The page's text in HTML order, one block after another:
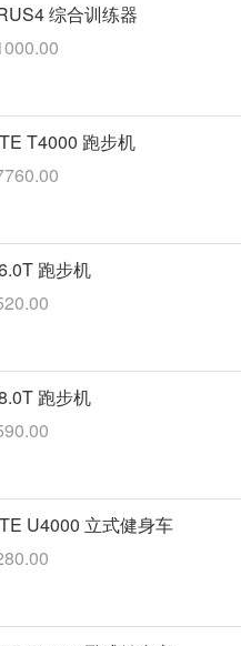
综合训练器
T4000 跑步机
跑步机
跑步机
U4000 立式健身车